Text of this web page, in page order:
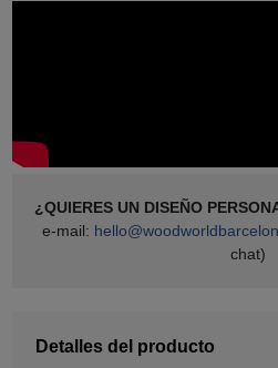
¿QUIERES UN DISEÑO
e-mail:
chat)
Detalles del producto